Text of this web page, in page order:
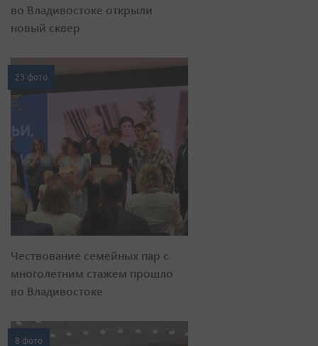
во Владивостоке открыли
новый сквер
23 фото
Чествование семейных пар с
многолетним стажем прошло
во Владивостоке
8 фото